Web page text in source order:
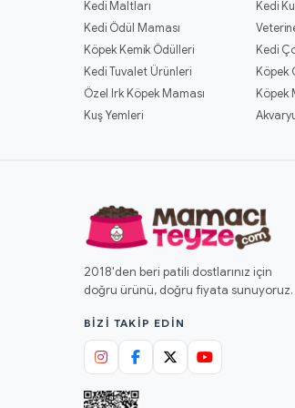
Kedi Maltları
Kedi
Kedi Ödül Maması
Köpek Kemik Ödülleri
Kedi
Kedi Tuvalet Ürünleri
Köpek
Özel Irk Köpek Maması
Köpek
Kuş Yemleri
2018'den beri patili dostlarınız için
doğru ürünü, doğru fiyata sunuyoruz.
BIZI TAKIP EDIN